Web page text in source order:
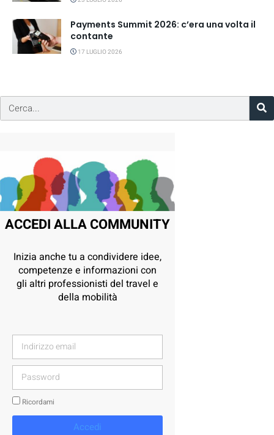
Payments Summit 2026: c’era una volta il
contante
17 LUGLIO 2026
ACCEDI ALLA COMMUNITY
Inizia anche tu a condividere idee,
competenze e informazioni con
gli altri professionisti del travel e
della mobilità
Ricordami
Accedi